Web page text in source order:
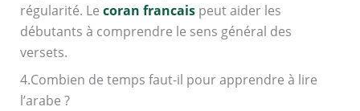
régularité. Le coran francaispeut aider les
débutants à comprendre le sens général des
versets.
4.Combien de temps faut-il pour apprendre à lire
l’arabe ?